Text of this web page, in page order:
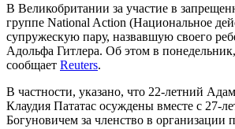
В Великобритании за участие в
группе National Action (Национальное
супружескую пару, назвавшую своего
Адольфа Гитлера. Об этом в
сообщает Reuters.
В частности, указано, что 22-летний
Клаудия Пататас осуждены вместе с 27-
Богуновичем за членство в организации